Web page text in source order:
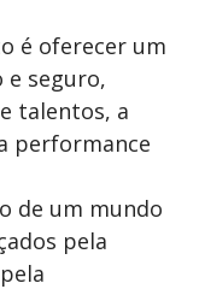
é oferecer um
seguro,
talentos, a
performance
de um mundo
pela